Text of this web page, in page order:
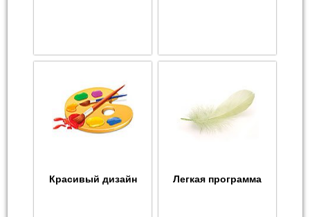
Красивый дизайн Легкая программа